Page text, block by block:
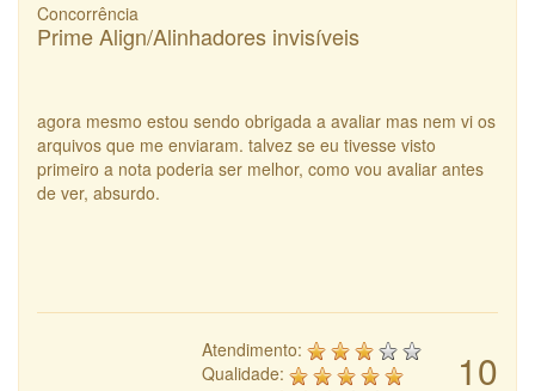
Concorrência
Prime Align/Alinhadores invisíveis
agora mesmo estou sendo obrigada a avaliar mas nem vi os
arquivos que me enviaram. talvez se eu tivesse visto
primeiro a nota poderia ser melhor, como vou avaliar antes
de ver, absurdo.
10
Atendimento:
Qualidade: